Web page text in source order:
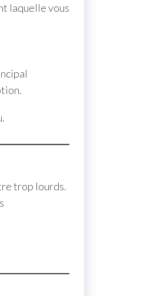
laquelle vous
trop lourds.